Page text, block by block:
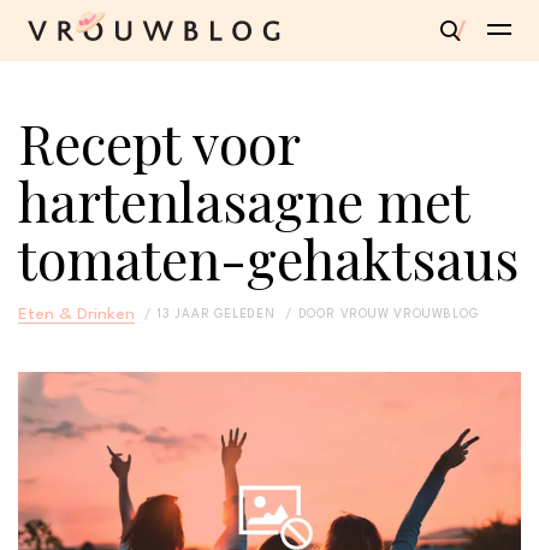
Recept voor
hartenlasagne met
tomaten-gehaktsaus
Eten & Drinken 13 JAAR GELEDEN DOOR VROUW VROUWBLOG